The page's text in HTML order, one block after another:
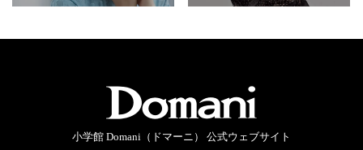
小学館 Domani（ドマーニ） 公式ウェブサイト